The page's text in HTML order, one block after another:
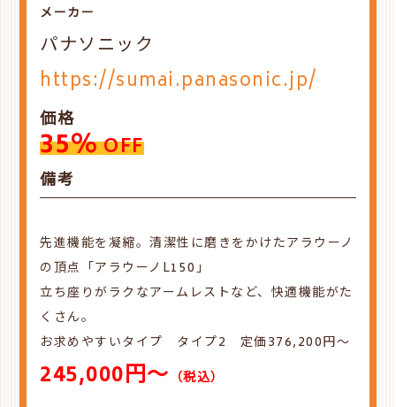
メーカー
パナソニック
https://sumai.panasonic.jp/
価格
35%OFF
備考
先進機能を凝縮。清潔性に磨きをかけたアラウーノ
の頂点「アラウーノL150」
立ち座りがラクなアームレストなど、快適機能がた
くさん。
お求めやすいタイプ タイプ2 定価376,200円～
245,000円～ （税込）